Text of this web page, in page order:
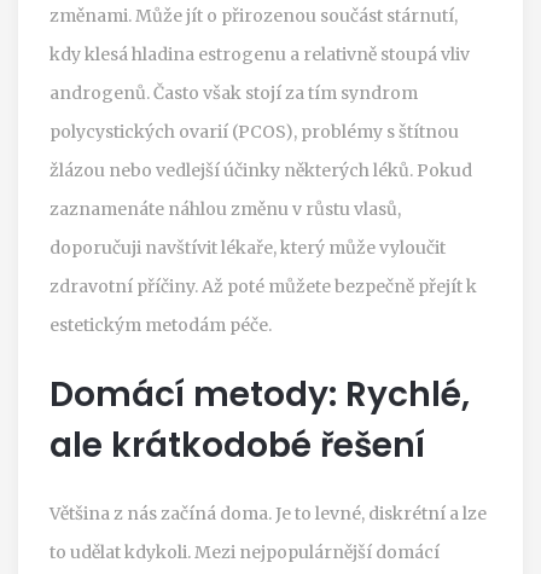
změnami. Může jít o přirozenou součást stárnutí,
kdy klesá hladina estrogenu a relativně stoupá vliv
androgenů. Často však stojí za tím syndrom
polycystických ovarií (PCOS), problémy s štítnou
žlázou nebo vedlejší účinky některých léků. Pokud
zaznamenáte náhlou změnu v růstu vlasů,
doporučuji navštívit lékaře, který může vyloučit
zdravotní příčiny. Až poté můžete bezpečně přejít k
estetickým metodám péče.
Domácí metody: Rychlé,
ale krátkodobé řešení
Většina z nás začíná doma. Je to levné, diskrétní a lze
to udělat kdykoli. Mezi nejpopulárnější domácí